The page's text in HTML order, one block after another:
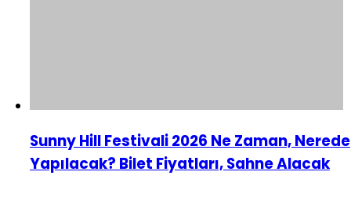
Sunny Hill Festivali 2026 Ne Zaman, Nerede
Yapılacak? Bilet Fiyatları, Sahne Alacak